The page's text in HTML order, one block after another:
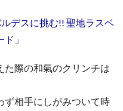
デスに挑む!! 聖地ラスベ
」
た際の和氣のクリンチは
ず相手にしがみついて時